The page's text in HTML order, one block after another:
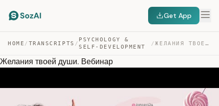
Get App
HOME / TRANSCRIPTS /
PSYCHOLOGY &
SELF-DEVELOPMENT
/ ЖЕЛАНИЯ ТВОЕЙ ДУШИ. ВЕБИНАР — TRANSCRIPT
Желания твоей души. Вебинар